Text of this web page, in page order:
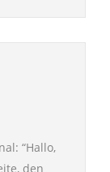
: “Hallo,
den